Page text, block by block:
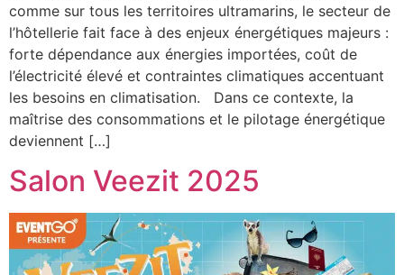
comme sur tous les territoires ultramarins, le secteur de
l’hôtellerie fait face à des enjeux énergétiques majeurs :
forte dépendance aux énergies importées, coût de
l’électricité élevé et contraintes climatiques accentuant
les besoins en climatisation. Dans ce contexte, la
maîtrise des consommations et le pilotage énergétique
deviennent […]
Salon Veezit 2025